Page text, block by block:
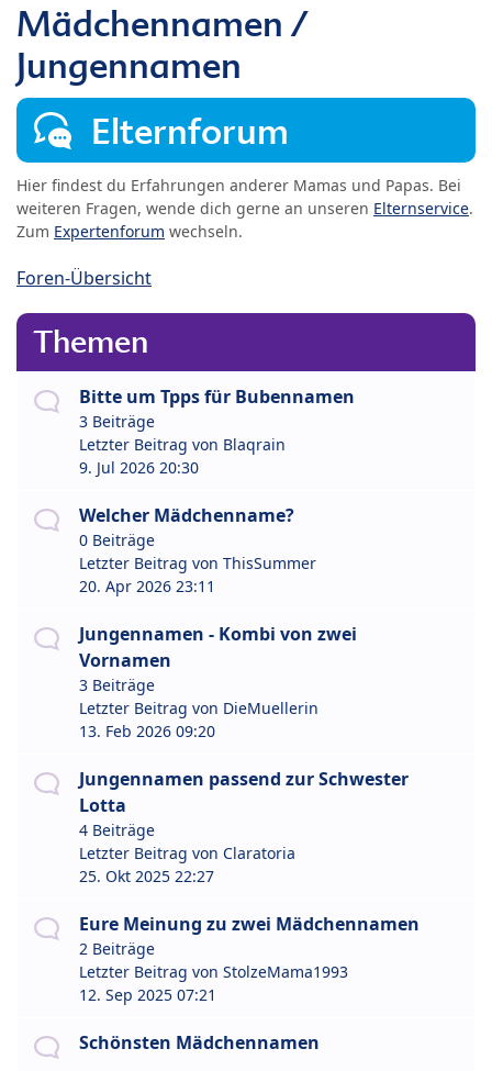
Mädchennamen /
Jungennamen
Elternforum
Hier findest du Erfahrungen anderer Mamas und Papas. Bei
weiteren Fragen, wende dich gerne an unseren Elternservice.
Zum Expertenforum wechseln.
Foren-Übersicht
Themen
Bitte um Tpps für Bubennamen
3 Beiträge
Letzter Beitrag von Blaqrain
9. Jul 2026 20:30
Welcher Mädchenname?
0 Beiträge
Letzter Beitrag von ThisSummer
20. Apr 2026 23:11
Jungennamen - Kombi von zwei
Vornamen
3 Beiträge
Letzter Beitrag von DieMuellerin
13. Feb 2026 09:20
Jungennamen passend zur Schwester
Lotta
4 Beiträge
Letzter Beitrag von Claratoria
25. Okt 2025 22:27
Eure Meinung zu zwei Mädchennamen
2 Beiträge
Letzter Beitrag von StolzeMama1993
12. Sep 2025 07:21
Schönsten Mädchennamen